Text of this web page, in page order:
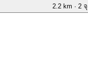
2.2 km · 2